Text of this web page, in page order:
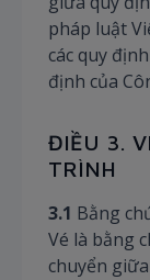
pháp luật
các quy
định của
ĐIỀU 3.
TRÌNH
3.1 Bằng
Vé là bằng
chuyển